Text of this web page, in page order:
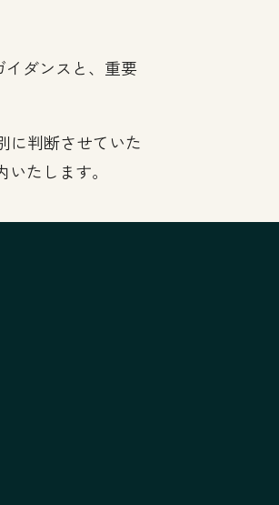
ダンスと、重要
に判断させていた
たします。